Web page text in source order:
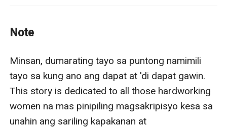
Note
Minsan, dumarating tayo sa puntong namimili
tayo sa kung ano ang dapat at 'di dapat gawin.
This story is dedicated to all those hardworking
women na mas pinipiling magsakripisyo kesa sa
unahin ang sariling kapakanan at